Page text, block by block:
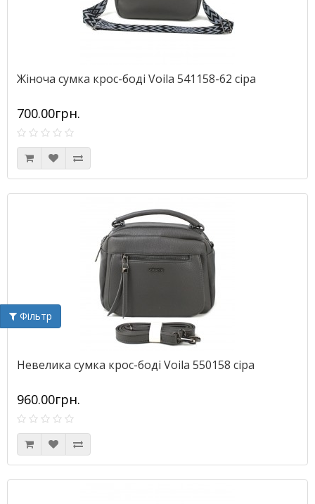
Жіноча сумка крос-боді Voila 541158-62 сіра
700.00грн.
Невелика сумка крос-боді Voila 550158 сіра
960.00грн.
Фільтр